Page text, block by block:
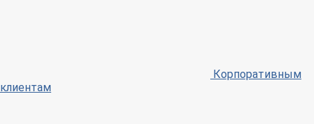
Корпоративным
клиентам